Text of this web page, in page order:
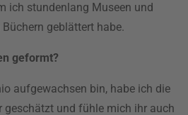
ich stundenlang Museen und
geblättert habe.
geformt?
aufgewachsen bin, habe ich die
geschätzt und fühle mich ihr auch